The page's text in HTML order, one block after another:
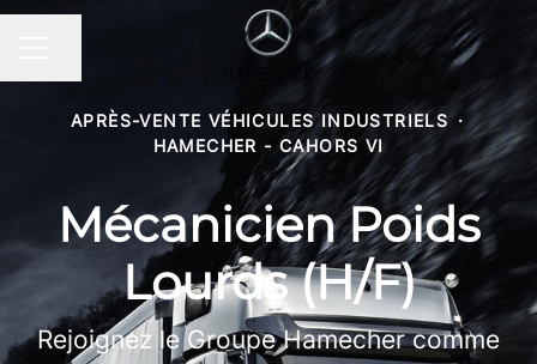
APRÈS-VENTE VÉHICULES INDUSTRIELS ·
HAMECHER - CAHORS VI
Mécanicien Poids
Lourds (H/F)
Rejoignez le Groupe Hamecher comme